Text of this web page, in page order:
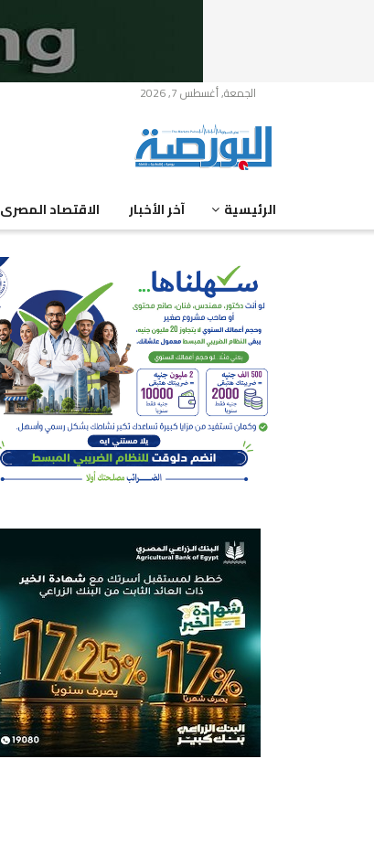
الجمعة, أغسطس 7, 2026
الرئيسية آخر الأخبار الاقتصاد المصرى